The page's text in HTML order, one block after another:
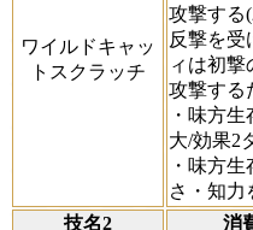
ワイルドキャッ
トスクラッチ
攻撃する
反撃を受
ィは初撃
攻撃する
・味方
大/効果2
・味方
さ・知力
技名2
消